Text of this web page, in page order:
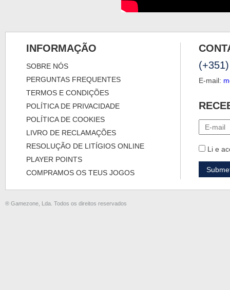
INFORMAÇÃO
SOBRE NÓS
PERGUNTAS FREQUENTES
TERMOS E CONDIÇÕES
POLÍTICA DE PRIVACIDADE
POLÍTICA DE COOKIES
LIVRO DE RECLAMAÇÕES
RESOLUÇÃO DE LITÍGIOS ONLINE
PLAYER POINTS
COMPRAMOS OS TEUS JOGOS
E-mail:
Li e
® Gamezone, Lda. Todos os direitos reservados